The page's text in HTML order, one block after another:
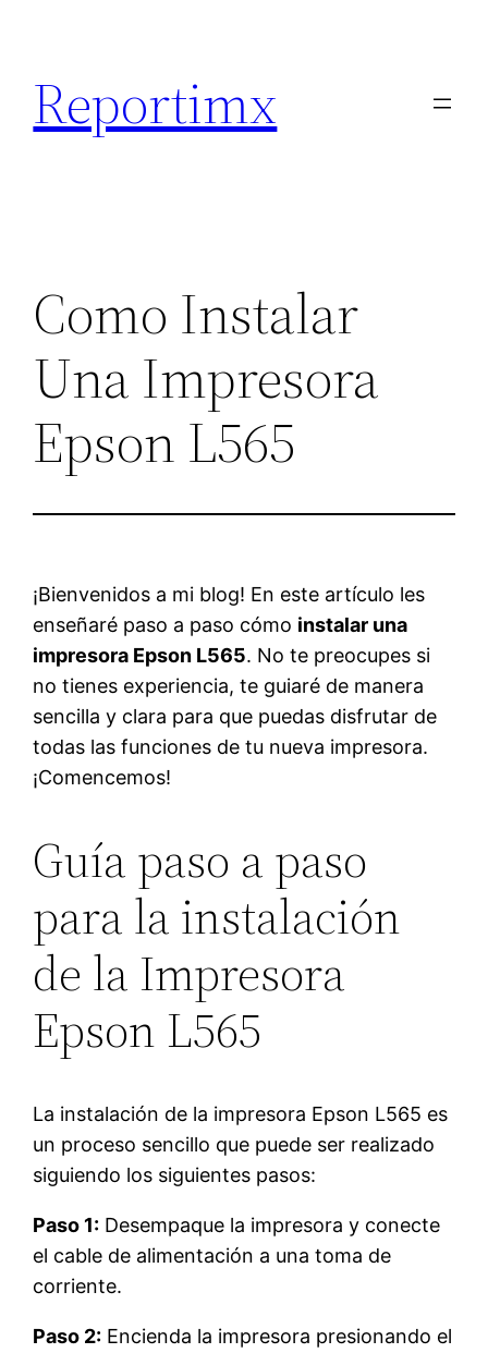
contenido
Reportimx
Como Instalar
Una Impresora
Epson L565
¡Bienvenidos a mi blog! En este artículo les
enseñaré paso a paso cómo instalar una
impresora Epson L565. No te preocupes si
no tienes experiencia, te guiaré de manera
sencilla y clara para que puedas disfrutar de
todas las funciones de tu nueva impresora.
¡Comencemos!
Guía paso a paso
para la instalación
de la Impresora
Epson L565
La instalación de la impresora Epson L565 es
un proceso sencillo que puede ser realizado
siguiendo los siguientes pasos:
Paso 1: Desempaque la impresora y conecte
el cable de alimentación a una toma de
corriente.
Paso 2: Encienda la impresora presionando el